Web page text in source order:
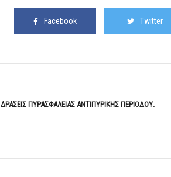
Facebook Twitter
ΔΡΑΣΕΙΣ ΠΥΡΑΣΦΑΛΕΙΑΣ ΑΝΤΙΠΥΡΙΚΗΣ ΠΕΡΙΟΔΟΥ.